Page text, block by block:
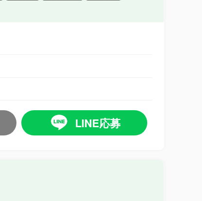
LINE応募